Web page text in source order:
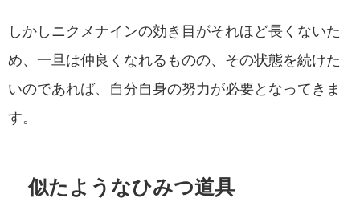
しかしニクメナインの効き目がそれほど長くないた
め、一旦は仲良くなれるものの、その状態を続けた
いのであれば、自分自身の努力が必要となってきま
す。
似たようなひみつ道具